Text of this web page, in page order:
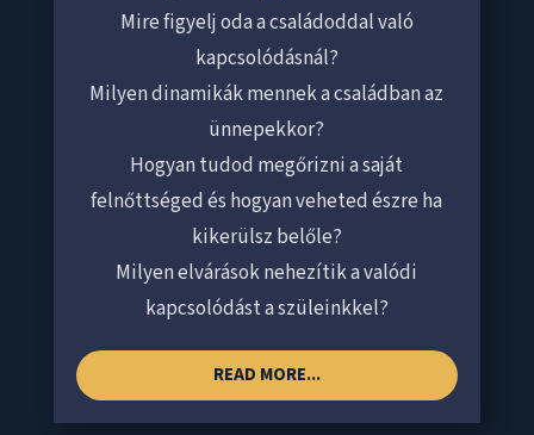
Mire figyelj oda a családoddal való
kapcsolódásnál?
Milyen dinamikák mennek a családban az
ünnepekkor?
Hogyan tudod megőrizni a saját
felnőttséged és hogyan veheted észre ha
kikerülsz belőle?
Milyen elvárások nehezítik a valódi
kapcsolódást a szüleinkkel?
READ MORE...